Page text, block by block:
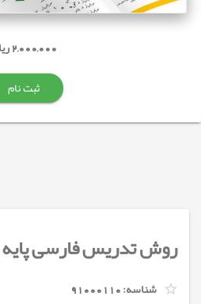
2,000,000 ریال
ثبت نام
روش تدریس فارسی پایه
شناسه:91000110